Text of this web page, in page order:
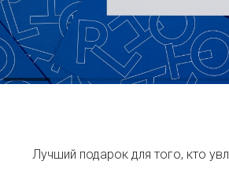
Лучший подарок для того, кто